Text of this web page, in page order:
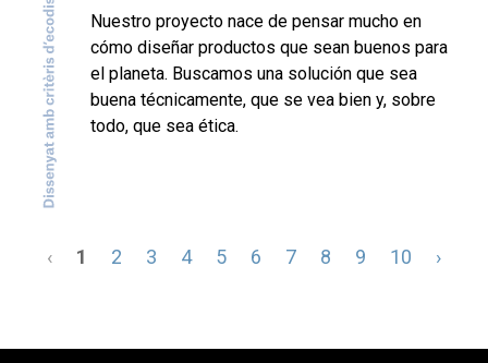
Nuestro proyecto nace de pensar mucho en
cómo diseñar productos que sean buenos para
el planeta. Buscamos una solución que sea
buena técnicamente, que se vea bien y, sobre
todo, que sea ética.
‹ 1 2 3 4 5 6 7 8 9 10 ›